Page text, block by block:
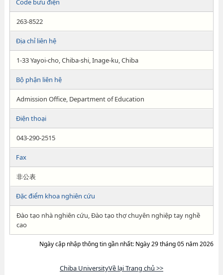
Code bưu điện
263-8522
Địa chỉ liên hệ
1-33 Yayoi-cho, Chiba-shi, Inage-ku, Chiba
Bộ phận liên hệ
Admission Office, Department of Education
Điện thoại
043-290-2515
Fax
非公表
Đặc điểm khoa nghiên cứu
Đào tạo nhà nghiên cứu, Đào tạo thợ chuyên nghiệp tay nghề
cao
Ngày cập nhập thông tin gần nhất: Ngày 29 tháng 05 năm 2026
Chiba UniversityVề lại Trang chủ >>